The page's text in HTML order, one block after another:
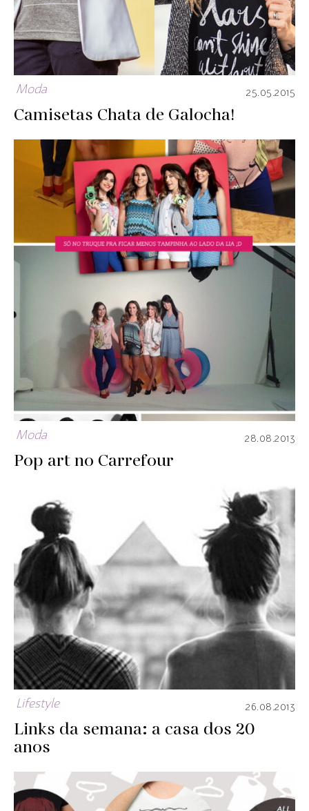
Moda 25.05.2015
Camisetas Chata de Galocha!
Moda 28.08.2013
Pop art no Carrefour
Lifestyle 26.08.2013
Links da semana: a casa dos 20
anos